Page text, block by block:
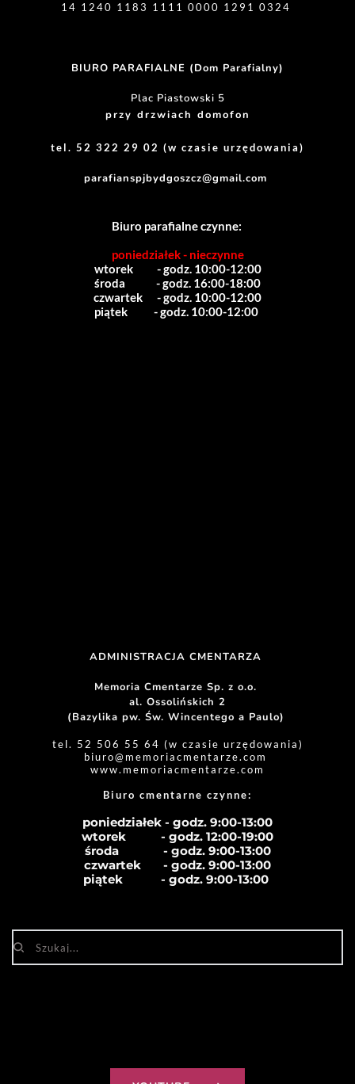
14 1240 1183 1111 0000 1291 0324
BIURO PARAFIALNE (Dom Parafialny)
Plac Piastowski 5
przy drzwiach domofon
tel. 52 322 29 02 (w czasie urzędowania)
parafianspjbydgoszcz@gmail.com
Biuro parafialne czynne:
poniedziałek - nieczynne
wtorek          - godz. 10:00-12:00
środa             - godz. 16:00-18:00
czwartek      - godz. 10:00-12:00
piątek           - godz. 10:00-12:00
ADMINISTRACJA CMENTARZA
Memoria Cmentarze Sp. z o.o.
al. Ossolińskich 2
(Bazylika pw. Św. Wincentego a Paulo)
tel. 52 506 55 64 (w czasie urzędowania)
biuro@memoriacmentarze.com
www.memoriacmentarze.com
Biuro cmentarne czynne:
poniedziałek - godz. 9:00-13:00
wtorek           - godz. 12:00-19:00
środa              - godz. 9:00-13:00
czwartek       - godz. 9:00-13:00
piątek            - godz. 9:00-13:00